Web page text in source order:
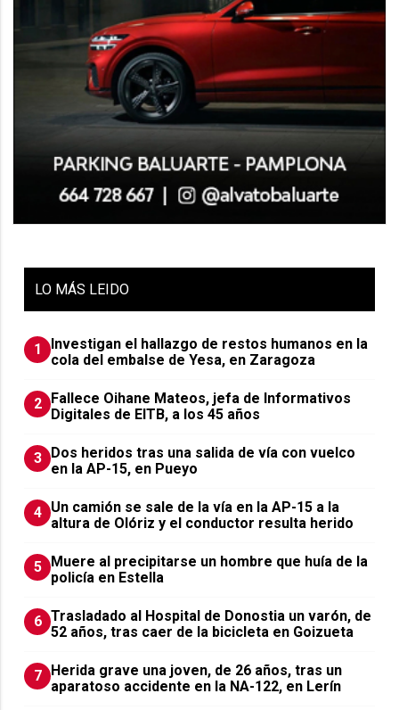
LO MÁS LEIDO
1
Investigan el hallazgo de restos humanos en la
cola del embalse de Yesa, en Zaragoza
2 Fallece Oihane Mateos, jefa de Informativos
Digitales de EITB, a los 45 años
3 Dos heridos tras una salida de vía con vuelco
en la AP-15, en Pueyo
4 Un camión se sale de la vía en la AP-15 a la
altura de Olóriz y el conductor resulta herido
5 Muere al precipitarse un hombre que huía de la
policía en Estella
6 Trasladado al Hospital de Donostia un varón, de
52 años, tras caer de la bicicleta en Goizueta
7 Herida grave una joven, de 26 años, tras un
aparatoso accidente en la NA-122, en Lerín